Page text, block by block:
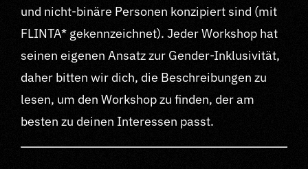
und nicht-binäre Personen konzipiert sind (mit
FLINTA* gekennzeichnet). Jeder Workshop hat
seinen eigenen Ansatz zur Gender-Inklusivität,
daher bitten wir dich, die Beschreibungen zu
lesen, um den Workshop zu finden, der am
besten zu deinen Interessen passt.